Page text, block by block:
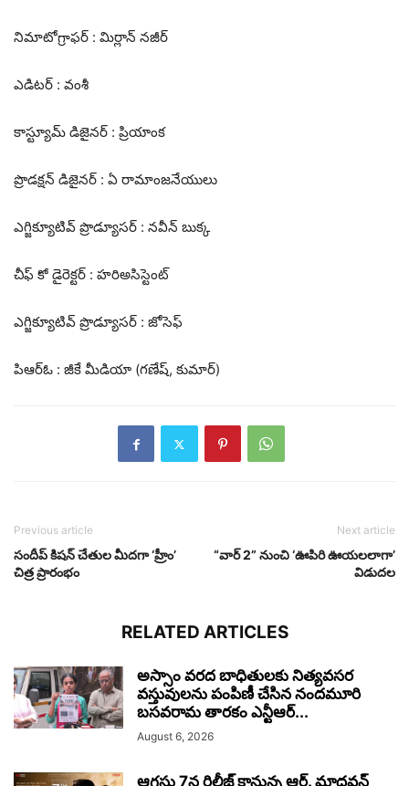
నిమాటోగ్రాఫర్ : మిర్లాన్ నజీర్
ఎడిటర్ : వంశీ
కాస్ట్యూమ్ డిజైనర్ : ప్రియాంక
ప్రొడక్షన్ డిజైనర్ : ఏ రామాంజనేయులు
ఎగ్జిక్యూటివ్ ప్రొడ్యూసర్ : నవీన్ బుక్క
చీఫ్ కో డైరెక్టర్ : హరిఅసిస్టెంట్
ఎగ్జిక్యూటివ్ ప్రొడ్యూసర్ : జోసెఫ్
పిఆర్ఓ : జీకే మీడియా (గణేష్, కుమార్)
Previous article
సందీప్‌ కిషన్‌ చేతుల మీదగా ‘హ్రీం’
చిత్ర ప్రారంభం
Next article
“వార్ 2” నుంచి ‘ఊపిరి ఊయలలాగా’
విడుదల
RELATED ARTICLES
అస్సాం వరద బాధితులకు నిత్యవసర
వస్తువులను పంపిణీ చేసిన నందమూరి
బసవరామ తారకం ఎన్టీఆర్...
August 6, 2026
ఆగస్టు 7న రిలీజ్ కానున్న ఆర్‌. మాధవన్‌